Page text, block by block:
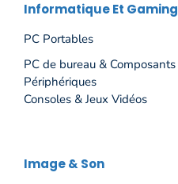
Informatique Et Gaming
PC Portables
PC de bureau & Composants
Périphériques
Consoles & Jeux Vidéos
Image & Son